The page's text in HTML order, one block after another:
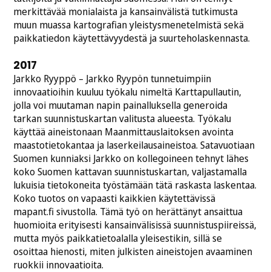
merkittävää monialaista ja kansainvälistä tutkimusta
muun muassa kartografian yleistysmenetelmistä sekä
paikkatiedon käytettävyydestä ja suurteholaskennasta.
2017
Jarkko Ryyppö – Jarkko Ryypön tunnetuimpiin
innovaatioihin kuuluu työkalu nimeltä Karttapullautin,
jolla voi muutaman napin painalluksella generoida
tarkan suunnistuskartan valitusta alueesta. Työkalu
käyttää aineistonaan Maanmittauslaitoksen avointa
maastotietokantaa ja laserkeilausaineistoa. Satavuotiaan
Suomen kunniaksi Jarkko on kollegoineen tehnyt lähes
koko Suomen kattavan suunnistuskartan, valjastamalla
lukuisia tietokoneita työstämään tätä raskasta laskentaa.
Koko tuotos on vapaasti kaikkien käytettävissä
mapant.fi sivustolla. Tämä työ on herättänyt ansaittua
huomioita erityisesti kansainvälisissä suunnistuspiireissä,
mutta myös paikkatietoalalla yleisestikin, sillä se
osoittaa hienosti, miten julkisten aineistojen avaaminen
ruokkii innovaatioita.